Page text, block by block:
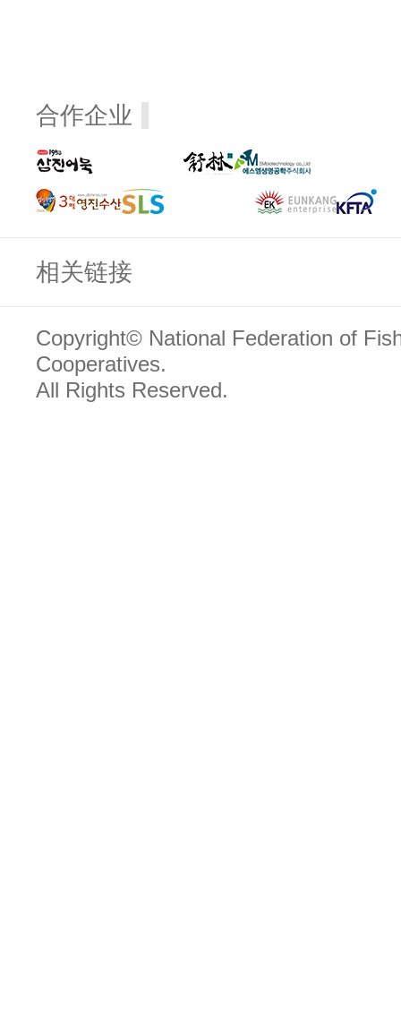
合作企业
相关链接
Copyright© National Federation of
Cooperatives.
All Rights Reserved.